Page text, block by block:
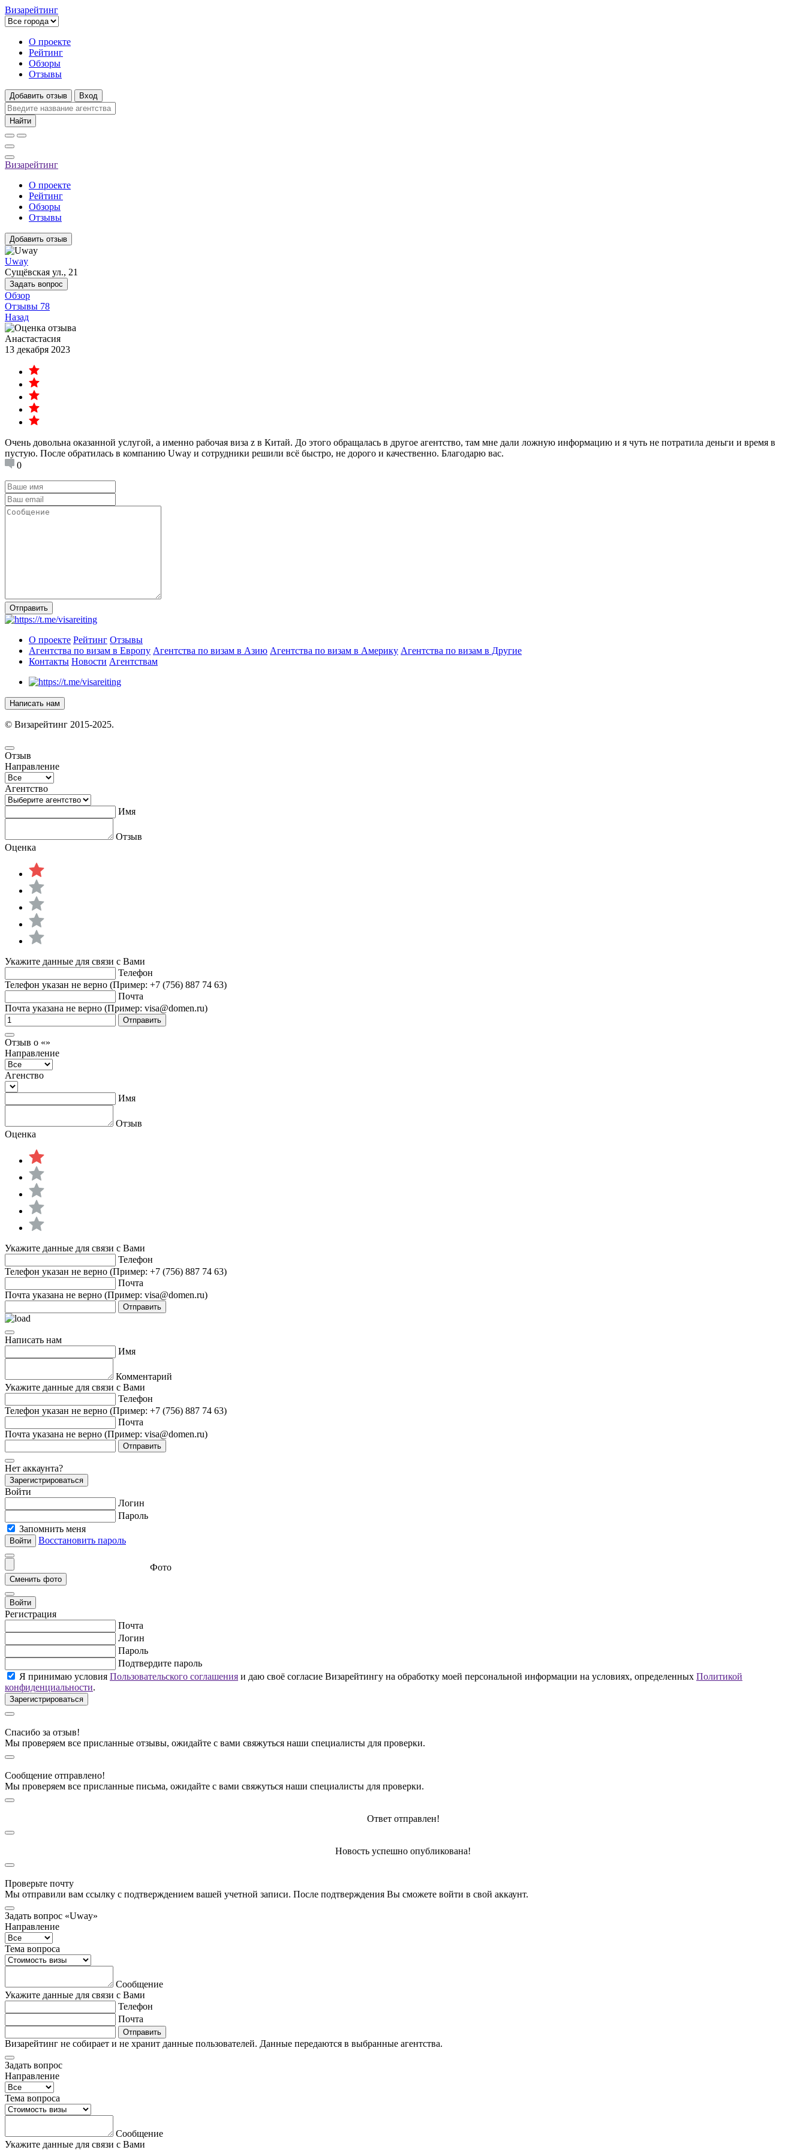
Визарейтинг
О проекте
Рейтинг
Обзоры
Отзывы
Добавить отзыв Вход
Найти
Визарейтинг
О проекте
Рейтинг
Обзоры
Отзывы
Добавить отзыв
Uway
Сущёвская ул., 21
Задать вопрос
Обзор
Отзывы 78
Назад
Анастастасия
13 декабря 2023
Очень довольна оказанной услугой, а именно рабочая виза z в Китай. До этого обращалась в другое агентство, там мне дали ложную информацию и я чуть не потратила деньги и время в
пустую. После обратилась в компанию Uway и сотрудники решили всё быстро, не дорого и качественно. Благодарю вас.
0
Отправить
О проекте Рейтинг Отзывы
Агентства по визам в Европу Агентства по визам в Азию Агентства по визам в Америку Агентства по визам в Другие
Контакты Новости Агентствам
Написать нам
© Визарейтинг 2015-2025.
Отзыв
Направление
Агентство
Имя
Отзыв
Оценка
Укажите данные для связи с Вами
Телефон
Телефон указан не верно (Пример: +7 (756) 887 74 63)
Почта
Почта указана не верно (Пример: visa@domen.ru)
Отправить
Отзыв о «»
Направление
Агенство
Имя
Отзыв
Оценка
Укажите данные для связи с Вами
Телефон
Телефон указан не верно (Пример: +7 (756) 887 74 63)
Почта
Почта указана не верно (Пример: visa@domen.ru)
Отправить
Написать нам
Имя
Комментарий
Укажите данные для связи с Вами
Телефон
Телефон указан не верно (Пример: +7 (756) 887 74 63)
Почта
Почта указана не верно (Пример: visa@domen.ru)
Отправить
Нет аккаунта?
Зарегистрироваться
Войти
Логин
Пароль
Запомнить меня
Восстановить пароль
Фото
Войти
Регистрация
Почта
Логин
Пароль
Подтвердите пароль
Я принимаю условия Пользовательского соглашения и даю своё согласие Визарейтингу на обработку моей персональной информации на условиях, определенных Политикой
конфиденциальности.
Спасибо за отзыв!
Мы проверяем все присланные отзывы, ожидайте с вами свяжуться наши специалисты для проверки.
Сообщение отправлено!
Мы проверяем все присланные письма, ожидайте с вами свяжуться наши специалисты для проверки.
Ответ отправлен!
Новость успешно опубликована!
Проверьте почту
Мы отправили вам ссылку с подтверждением вашей учетной записи. После подтверждения Вы сможете войти в свой аккаунт.
Задать вопрос «Uway»
Направление
Тема вопроса
Сообщение
Укажите данные для связи с Вами
Телефон
Почта
Отправить
Визарейтинг не собирает и не хранит данные пользователей. Данные передаются в выбранные агентства.
Задать вопрос
Направление
Тема вопроса
Сообщение
Укажите данные для связи с Вами